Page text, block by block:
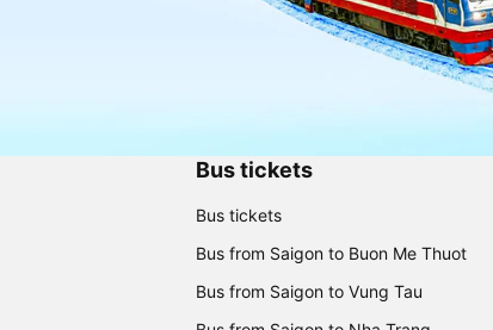
Bus tickets
Bus tickets
Bus from Saigon to Buon Me Thuot
Bus from Saigon to Vung Tau